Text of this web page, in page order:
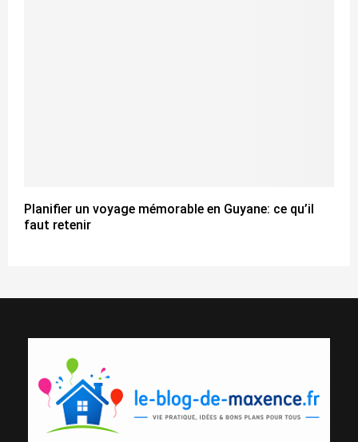
Planifier un voyage mémorable en Guyane: ce qu’il
faut retenir